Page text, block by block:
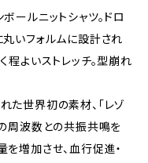
ールニットシャツ。ドロ
いフォルムに設計され
程よいストレッチ。型崩れ
た世界初の素材、「レゾ
周波数との共振共鳴を
増加させ、血行促進・